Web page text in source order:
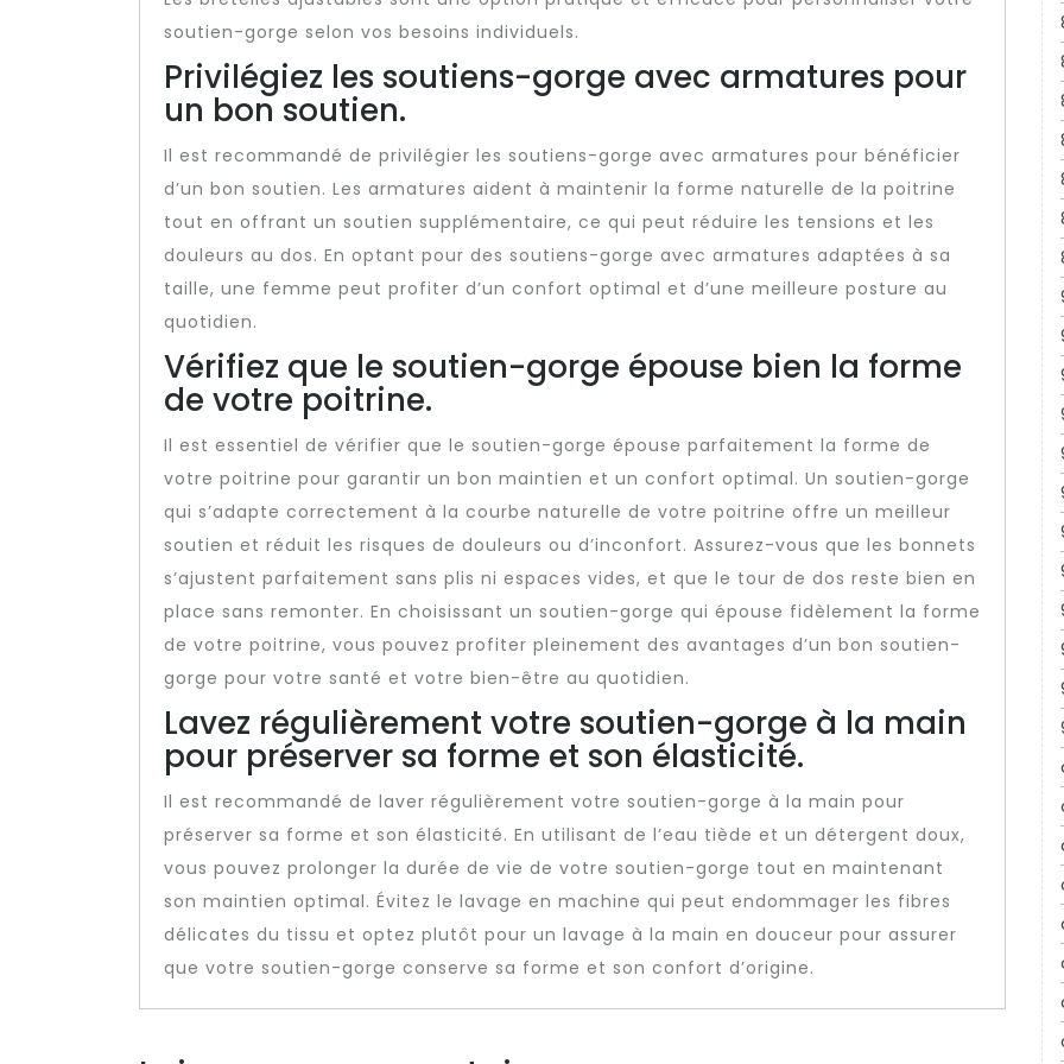
soutien-gorge selon vos besoins individuels.
Privilégiez les soutiens-gorge avec armatures pour
un bon soutien.
Il est recommandé de privilégier les soutiens-gorge avec armatures pour bénéficier
d’un bon soutien. Les armatures aident à maintenir la forme naturelle de la poitrine
tout en offrant un soutien supplémentaire, ce qui peut réduire les tensions et les
douleurs au dos. En optant pour des soutiens-gorge avec armatures adaptées à sa
taille, une femme peut profiter d’un confort optimal et d’une meilleure posture au
quotidien.
Vérifiez que le soutien-gorge épouse bien la forme
de votre poitrine.
Il est essentiel de vérifier que le soutien-gorge épouse parfaitement la forme de
votre poitrine pour garantir un bon maintien et un confort optimal. Un soutien-gorge
qui s’adapte correctement à la courbe naturelle de votre poitrine offre un meilleur
soutien et réduit les risques de douleurs ou d’inconfort. Assurez-vous que les bonnets
s’ajustent parfaitement sans plis ni espaces vides, et que le tour de dos reste bien en
place sans remonter. En choisissant un soutien-gorge qui épouse fidèlement la forme
de votre poitrine, vous pouvez profiter pleinement des avantages d’un bon soutien-
gorge pour votre santé et votre bien-être au quotidien.
Lavez régulièrement votre soutien-gorge à la main
pour préserver sa forme et son élasticité.
Il est recommandé de laver régulièrement votre soutien-gorge à la main pour
préserver sa forme et son élasticité. En utilisant de l’eau tiède et un détergent doux,
vous pouvez prolonger la durée de vie de votre soutien-gorge tout en maintenant
son maintien optimal. Évitez le lavage en machine qui peut endommager les fibres
délicates du tissu et optez plutôt pour un lavage à la main en douceur pour assurer
que votre soutien-gorge conserve sa forme et son confort d’origine.